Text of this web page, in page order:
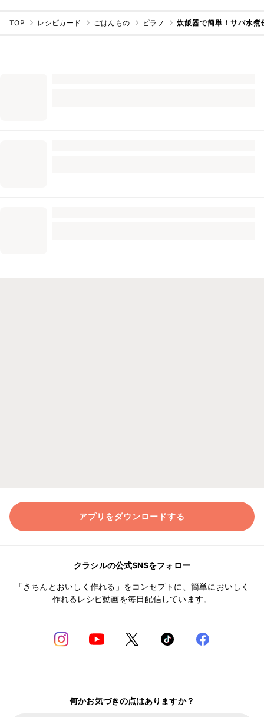
TOP レシピカード ごはんもの ピラフ 炊飯器で簡単！サバ水煮
アプリをダウンロードする
クラシルの公式SNSをフォロー
「きちんとおいしく作れる」をコンセプトに、簡単においしく
作れるレシピ動画を毎日配信しています。
何かお気づきの点はありますか？